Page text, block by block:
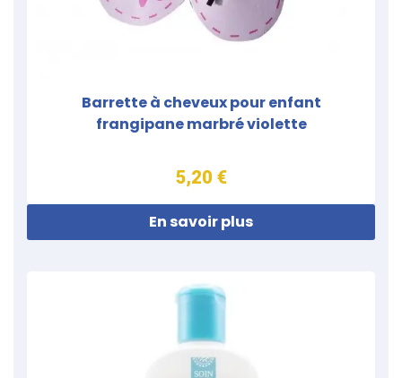
Barrette à cheveux pour enfant
frangipane marbré violette
5,20 €
En savoir plus